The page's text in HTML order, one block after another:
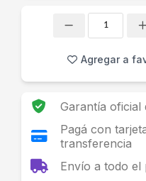
Agregar a
Garantía oficial
Pagá con
transferencia
Envío a todo el